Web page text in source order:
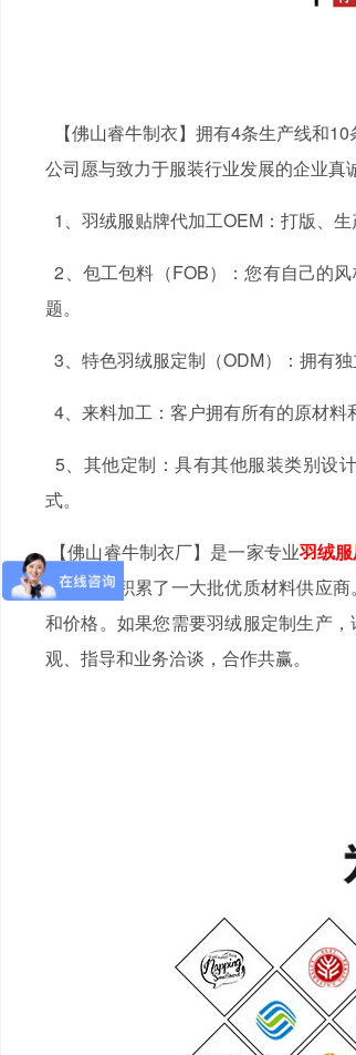
【佛山睿牛制衣】拥有4条生产线和
公司愿与致力于服装行业发展的企业真
1、羽绒服贴牌代加工OEM：打版、
2、包工包料（FOB）：您有自己的
题。
3、特色羽绒服定制（ODM）：拥有
4、来料加工：客户拥有所有的原材料
5、其他定制：具有其他服装类别设
式。
【佛山睿牛制衣厂】是一家专业羽绒
产经验，积累了一大批优质材料供应
和价格。如果您需要羽绒服定制生产
观、指导和业务洽谈，合作共赢。